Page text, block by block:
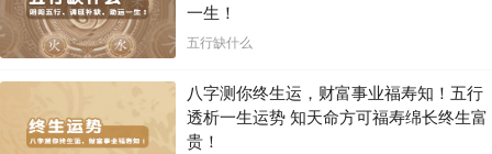
一生！
五行缺什么
八字测你终生运，财富事业福寿知！五行
透析一生运势 知天命方可福寿绵长终生富
贵！